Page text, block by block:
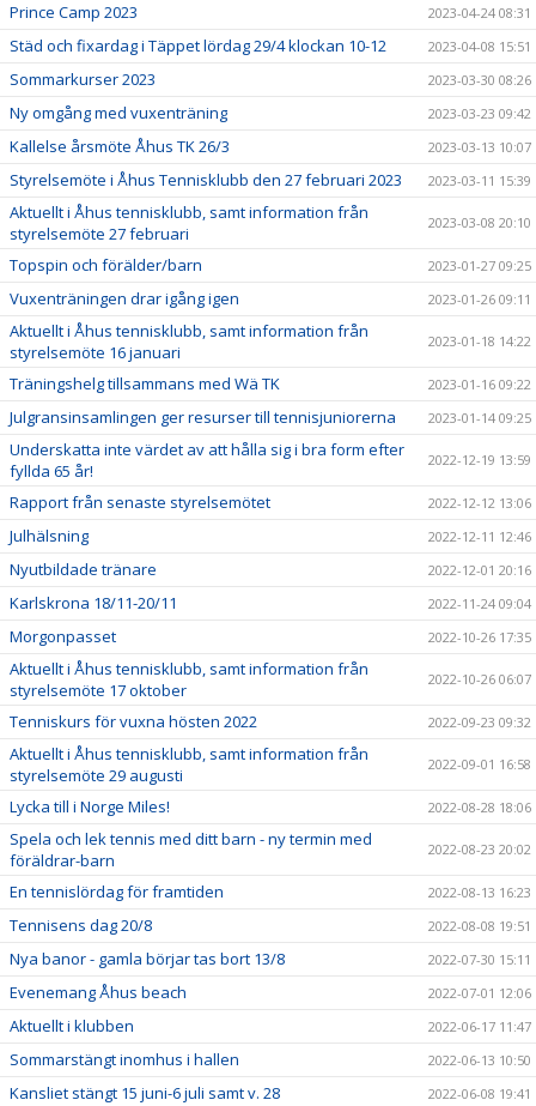
Prince Camp 2023 2023-04-24 08:31
Städ och fixardag i Täppet lördag 29/4 klockan 10-12 2023-04-08 15:51
Sommarkurser 2023 2023-03-30 08:26
Ny omgång med vuxenträning 2023-03-23 09:42
Kallelse årsmöte Åhus TK 26/3 2023-03-13 10:07
Styrelsemöte i Åhus Tennisklubb den 27 februari 2023 2023-03-11 15:39
Aktuellt i Åhus tennisklubb, samt information från
styrelsemöte 27 februari
2023-03-08 20:10
Topspin och förälder/barn 2023-01-27 09:25
Vuxenträningen drar igång igen 2023-01-26 09:11
Aktuellt i Åhus tennisklubb, samt information från
styrelsemöte 16 januari
2023-01-18 14:22
Träningshelg tillsammans med Wä TK 2023-01-16 09:22
Julgransinsamlingen ger resurser till tennisjuniorerna 2023-01-14 09:25
Underskatta inte värdet av att hålla sig i bra form efter
fyllda 65 år!
2022-12-19 13:59
Rapport från senaste styrelsemötet 2022-12-12 13:06
Julhälsning 2022-12-11 12:46
Nyutbildade tränare 2022-12-01 20:16
Karlskrona 18/11-20/11 2022-11-24 09:04
Morgonpasset 2022-10-26 17:35
Aktuellt i Åhus tennisklubb, samt information från
styrelsemöte 17 oktober
2022-10-26 06:07
Tenniskurs för vuxna hösten 2022 2022-09-23 09:32
Aktuellt i Åhus tennisklubb, samt information från
styrelsemöte 29 augusti
2022-09-01 16:58
Lycka till i Norge Miles! 2022-08-28 18:06
Spela och lek tennis med ditt barn - ny termin med
föräldrar-barn
2022-08-23 20:02
En tennislördag för framtiden 2022-08-13 16:23
Tennisens dag 20/8 2022-08-08 19:51
Nya banor - gamla börjar tas bort 13/8 2022-07-30 15:11
Evenemang Åhus beach 2022-07-01 12:06
Aktuellt i klubben 2022-06-17 11:47
Sommarstängt inomhus i hallen 2022-06-13 10:50
Kansliet stängt 15 juni-6 juli samt v. 28 2022-06-08 19:41